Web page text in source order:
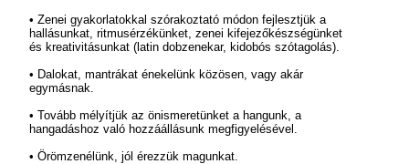
• Zenei gyakorlatokkal szórakoztató módon fejlesztjük a
hallásunkat, ritmusérzékünket, zenei kifejezőkészségünket
és kreativitásunkat (latin dobzenekar, kidobós szótagolás).
• Dalokat, mantrákat énekelünk közösen, vagy akár
egymásnak.
• Tovább mélyítjük az önismeretünket a hangunk, a
hangadáshoz való hozzáállásunk megfigyelésével.
• Örömzenélünk, jól érezzük magunkat.